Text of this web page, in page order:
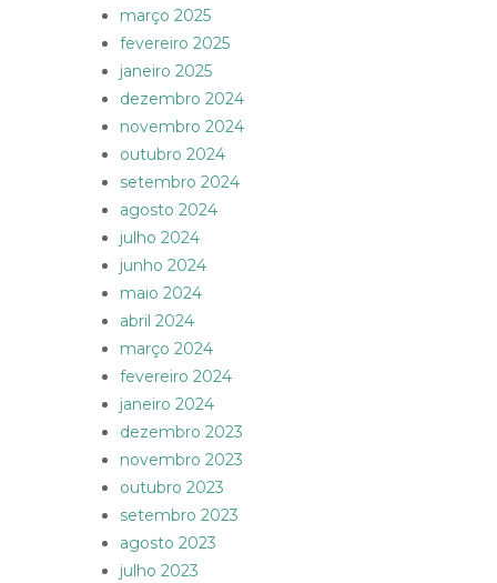
março 2025
fevereiro 2025
janeiro 2025
dezembro 2024
novembro 2024
outubro 2024
setembro 2024
agosto 2024
julho 2024
junho 2024
maio 2024
abril 2024
março 2024
fevereiro 2024
janeiro 2024
dezembro 2023
novembro 2023
outubro 2023
setembro 2023
agosto 2023
julho 2023